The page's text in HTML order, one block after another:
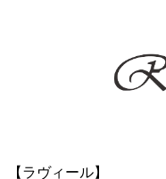
【ラヴィール】